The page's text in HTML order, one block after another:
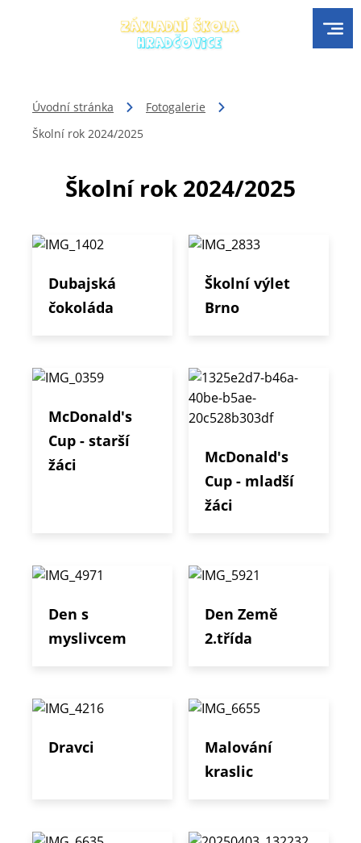
Úvodní stránka
Fotogalerie
Školní rok 2024/2025
Školní rok 2024/2025
Dubajská
čokoláda
Školní výlet
Brno
McDonald's
Cup - starší
žáci
McDonald's
Cup - mladší
žáci
Den s
myslivcem
Den Země
2.třída
Dravci
Malování
kraslic